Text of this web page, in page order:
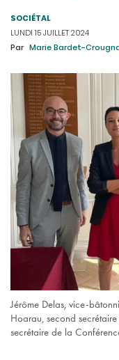
SOCIÉTAL
LUNDI 15 JUILLET 2024
Par Marie Bardet-
Jérôme Delas, vice-
Hoarau, second
secrétaire de la